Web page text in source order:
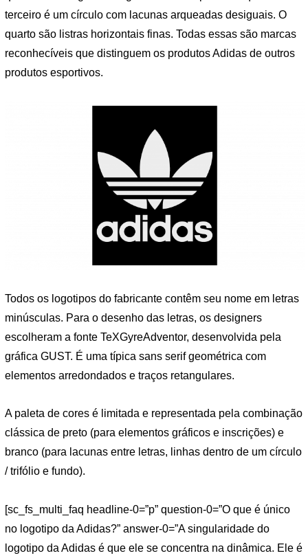
terceiro é um círculo com lacunas arqueadas desiguais. O
quarto são listras horizontais finas. Todas essas são marcas
reconhecíveis que distinguem os produtos Adidas de outros
produtos esportivos.
Todos os logotipos do fabricante contêm seu nome em letras
minúsculas. Para o desenho das letras, os designers
escolheram a fonte TeXGyreAdventor, desenvolvida pela
gráfica GUST. É uma típica sans serif geométrica com
elementos arredondados e traços retangulares.
A paleta de cores é limitada e representada pela combinação
clássica de preto (para elementos gráficos e inscrições) e
branco (para lacunas entre letras, linhas dentro de um círculo
/ trifólio e fundo).
[sc_fs_multi_faq headline-0=”p” question-0=”O que é único
no logotipo da Adidas?” answer-0=”A singularidade do
logotipo da Adidas é que ele se concentra na dinâmica. Ele é